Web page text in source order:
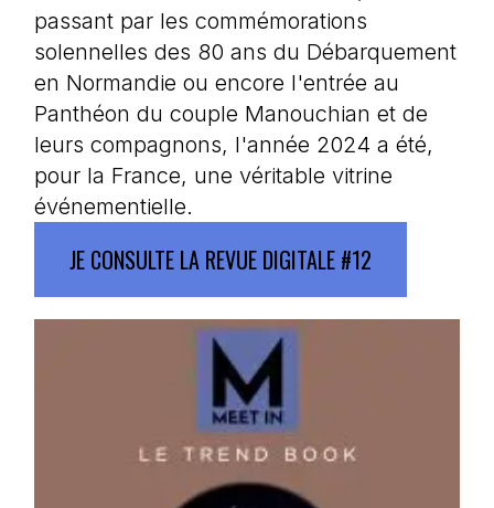
passant par les commémorations
solennelles des 80 ans du Débarquement
en Normandie ou encore l'entrée au
Panthéon du couple Manouchian et de
leurs compagnons, l'année 2024 a été,
pour la France, une véritable vitrine
événementielle.
JE CONSULTE LA REVUE DIGITALE #12